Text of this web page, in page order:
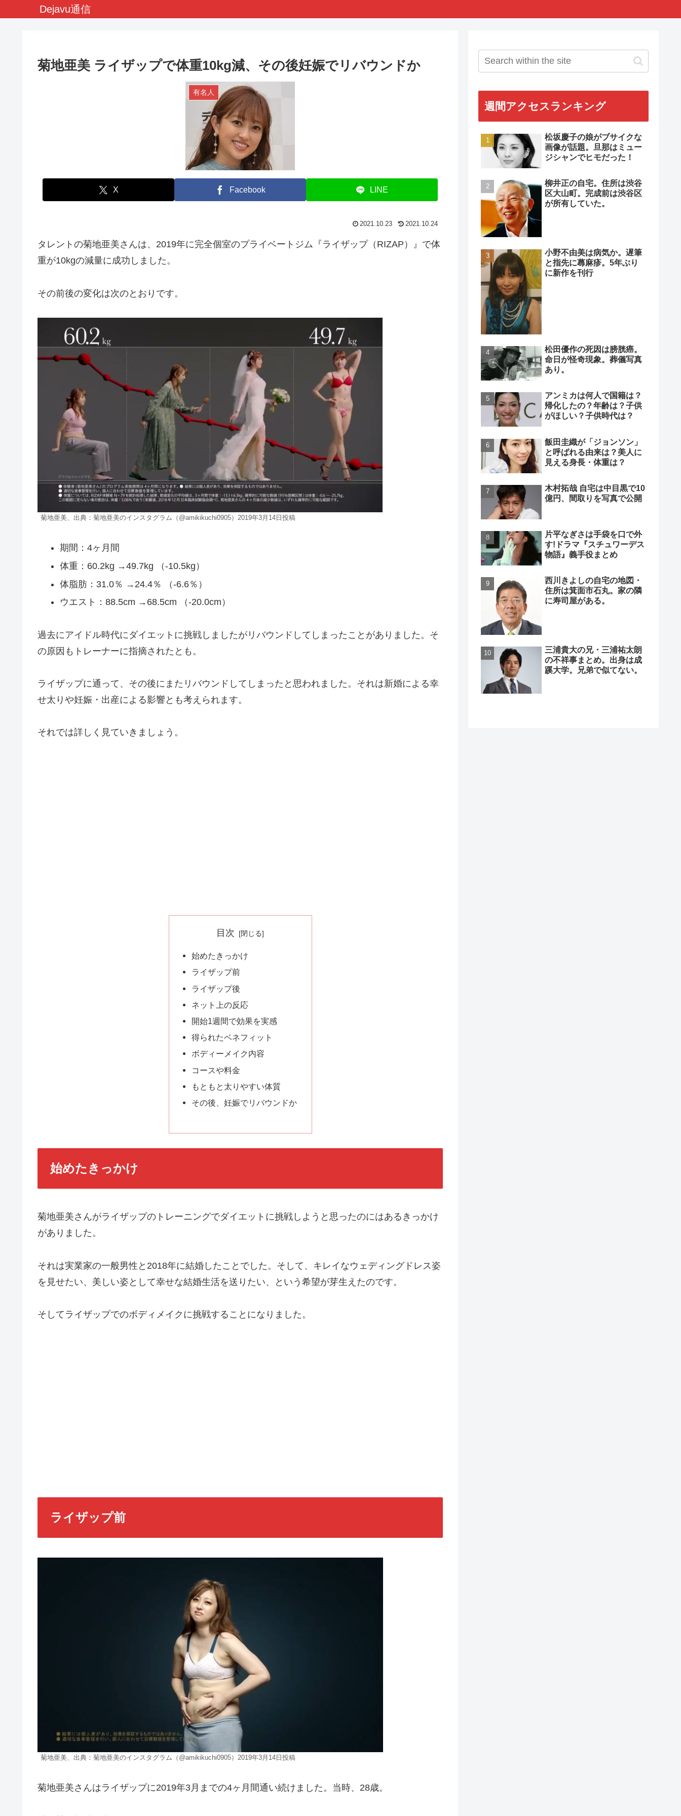
Dejavu通信
菊地亜美 ライザップで体重10kg減、その後妊娠でリバウンドか
有名人
X Facebook LINE
2021.10.23 2021.10.24
タレントの菊地亜美さんは、2019年に完全個室のプライベートジム『ライザップ（RIZAP）』で体
重が10kgの減量に成功しました。
その前後の変化は次のとおりです。
菊地亜美、出典：菊地亜美のインスタグラム（@amikikuchi0905）2019年3月14日投稿
期間：4ヶ月間
体重：60.2kg →49.7kg （-10.5kg）
体脂肪：31.0％ →24.4％ （-6.6％）
ウエスト：88.5cm →68.5cm （-20.0cm）
過去にアイドル時代にダイエットに挑戦しましたがリバウンドしてしまったことがありました。そ
の原因もトレーナーに指摘されたとも。
ライザップに通って、その後にまたリバウンドしてしまったと思われました。それは新婚による幸
せ太りや妊娠・出産による影響とも考えられます。
それでは詳しく見ていきましょう。
目次
始めたきっかけ
ライザップ前
ライザップ後
ネット上の反応
開始1週間で効果を実感
得られたベネフィット
ボディーメイク内容
コースや料金
もともと太りやすい体質
その後、妊娠でリバウンドか
始めたきっかけ
菊地亜美さんがライザップのトレーニングでダイエットに挑戦しようと思ったのにはあるきっかけ
がありました。
それは実業家の一般男性と2018年に結婚したことでした。そして、キレイなウェディングドレス姿
を見せたい、美しい姿として幸せな結婚生活を送りたい、という希望が芽生えたのです。
そしてライザップでのボディメイクに挑戦することになりました。
ライザップ前
菊地亜美、出典：菊地亜美のインスタグラム（@amikikuchi0905）2019年3月14日投稿
菊地亜美さんはライザップに2019年3月までの4ヶ月間通い続けました。当時、28歳。
週間アクセスランキング
松坂慶子の娘がブサイクな
画像が話題。旦那はミュー
ジシャンでヒモだった！
柳井正の自宅。住所は渋谷
区大山町。完成前は渋谷区
が所有していた。
小野不由美は病気か。遅筆
と指先に蕁麻疹。5年ぶり
に新作を刊行
松田優作の死因は膀胱癌。
命日が怪奇現象。葬儀写真
あり。
アンミカは何人で国籍は？
帰化したの？年齢は？子供
がほしい？子供時代は？
飯田圭織が「ジョンソン」
と呼ばれる由来は？美人に
見える身長・体重は？
木村拓哉 自宅は中目黒で10
億円、間取りを写真で公開
片平なぎさは手袋を口で外
す!ドラマ『スチュワーデス
物語』義手役まとめ
西川きよしの自宅の地図・
住所は箕面市石丸。家の隣
に寿司屋がある。
三浦貴大の兄・三浦祐太朗
の不祥事まとめ。出身は成
蹊大学。兄弟で似てない。